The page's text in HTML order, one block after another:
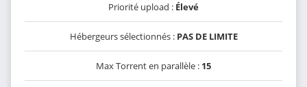
Priorité upload : Élevé
Hébergeurs sélectionnés : PAS DE LIMITE
Max Torrent en parallèle : 15